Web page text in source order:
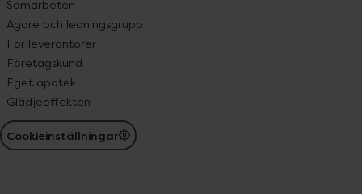
Samarbeten
Ägare och ledningsgrupp
För leverantörer
Företagskund
Eget apotek
Glädjeeffekten
Cookieinställningar